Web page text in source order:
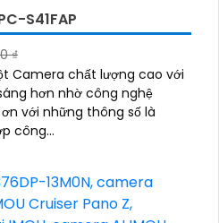
S41FAP
₫
Camera chất lượng cao với
hơn nhờ công nghệ
công...